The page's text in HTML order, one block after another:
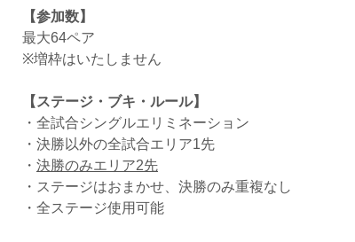
【参加数】
最大64ペア
※増枠はいたしません
【ステージ・ブキ・ルール】
・全試合シングルエリミネーション
・決勝以外の全試合エリア1先
・ 決勝のみエリア2先
・ステージはおまかせ、決勝のみ重複なし
・全ステージ使用可能